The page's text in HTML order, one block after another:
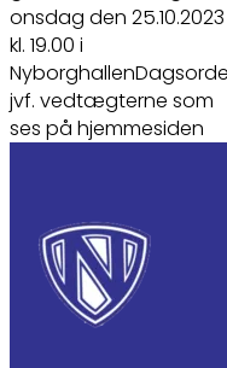
onsdag den 25.10.2023
kl. 19.00 i
jvf. vedtægterne som
ses på hjemmesiden